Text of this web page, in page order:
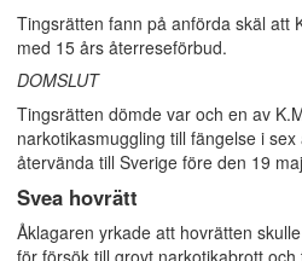
Tingsrätten fann på anförda skäl att
med 15 års återreseförbud.
DOMSLUT
Tingsrätten dömde var och en av
narkotikasmuggling till fängelse i
återvända till Sverige före den 19
Svea hovrätt
Åklagaren yrkade att hovrätten
för försök till grovt narkotikabrott